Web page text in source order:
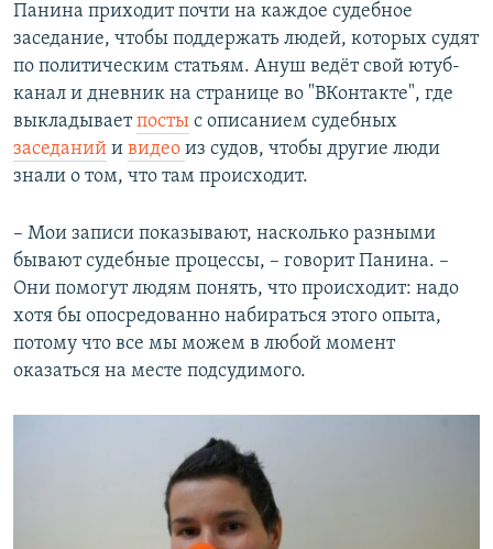
Панина приходит почти на каждое судебное
заседание, чтобы поддержать людей, которых судят
по политическим статьям. Ануш ведёт свой ютуб-
канал и дневник на странице во "ВКонтакте", где
выкладываетпосты с описанием судебных
заседаний и видео из судов, чтобы другие люди
знали о том, что там происходит.
– Мои записи показывают, насколько разными
бывают судебные процессы, – говорит Панина. –
Они помогут людям понять, что происходит: надо
хотя бы опосредованно набираться этого опыта,
потому что все мы можем в любой момент
оказаться на месте подсудимого.